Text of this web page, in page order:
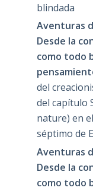
blindada
Aventuras
Desde la
como todo
del
del capítulo
nature) en
séptimo de
Aventuras
Desde la
como todo